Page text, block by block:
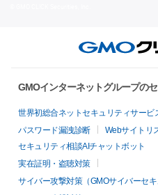
GMOインターネットグループの
世界初総合ネットセキュリティサービ
パスワード漏洩診断
Webサイトリ
セキュリティ相談AIチャットボット
実在証明・盗聴対策
サイバー攻撃対策（GMOサイバーセキ